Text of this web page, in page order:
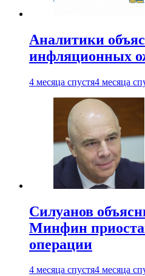
Аналитики
инфляционных
4 месяца спустя4 месяца
Силуанов
Минфин
операции
4 месяца спустя4 месяца